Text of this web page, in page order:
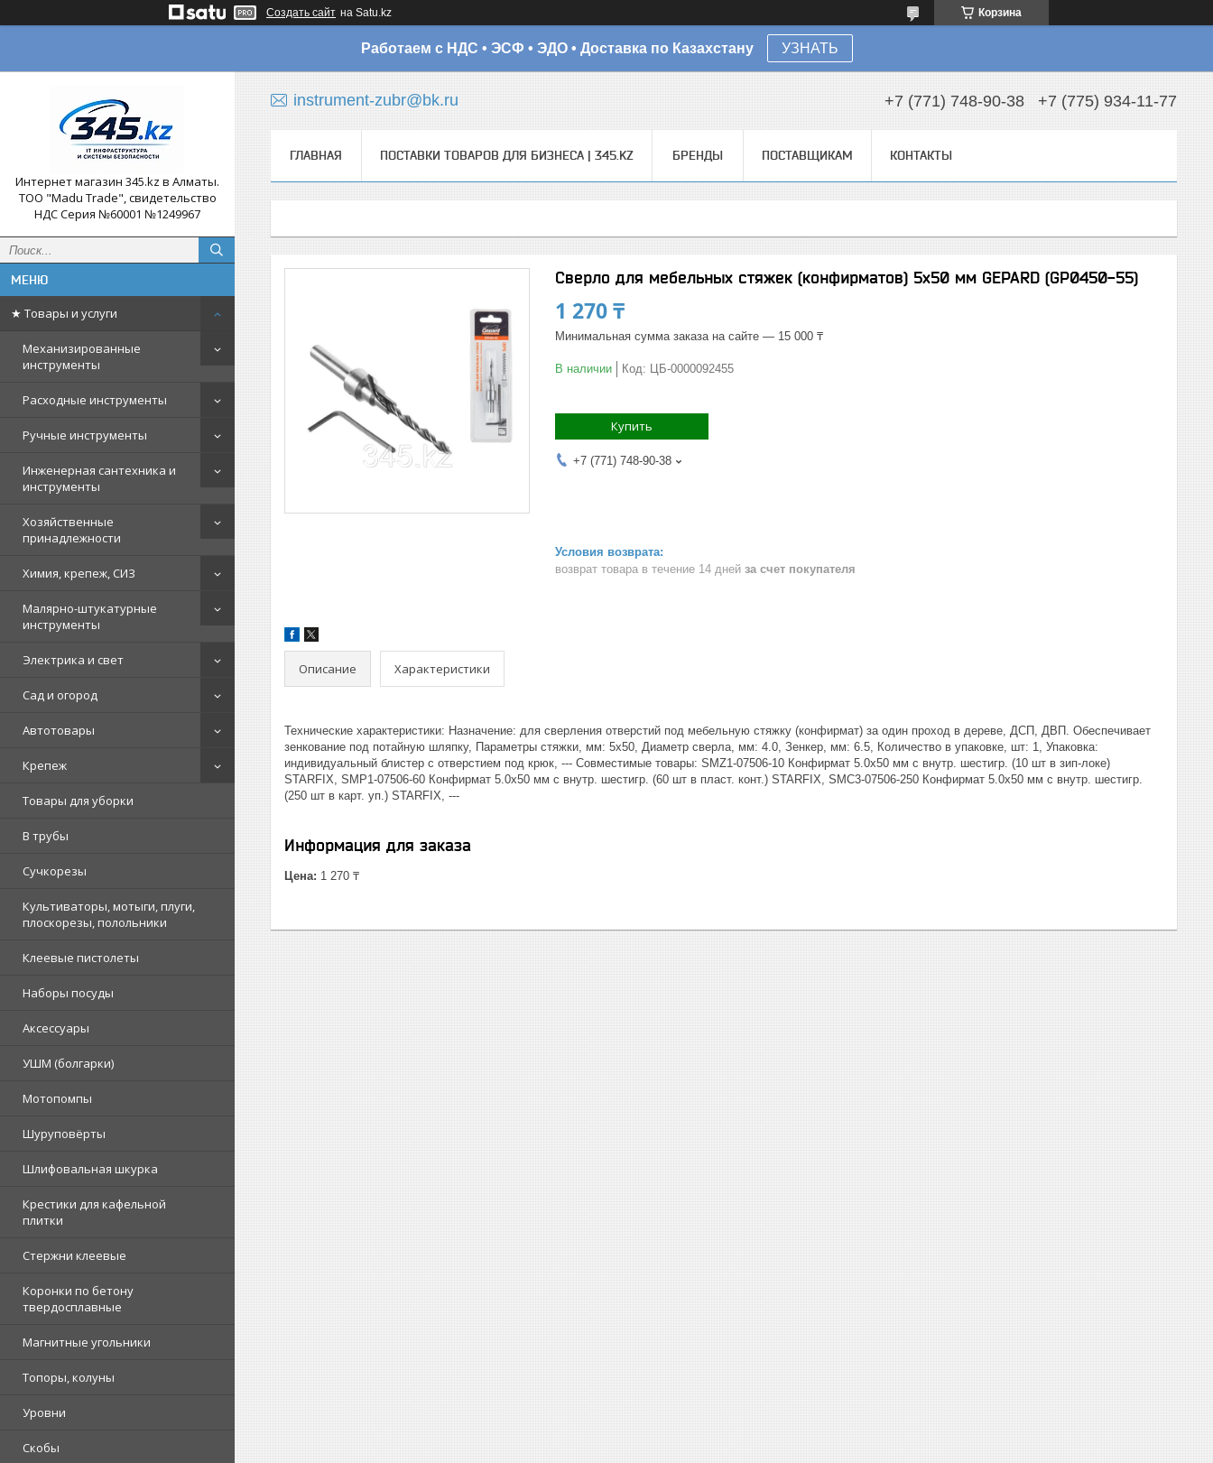
Создать сайт на Satu.kz Корзина
Работаем с НДС • ЭСФ • ЭДО • Доставка по Казахстану УЗНАТЬ
Интернет магазин 345.kz в Алматы.
ТОО "Madu Trade", свидетельство
НДС Серия №60001 №1249967
★ Товары и услуги
Механизированные
инструменты
Расходные инструменты
Ручные инструменты
Инженерная сантехника и
инструменты
Хозяйственные
принадлежности
Химия, крепеж, СИЗ
Малярно-штукатурные
инструменты
Электрика и свет
Сад и огород
Автотовары
Крепеж
Товары для уборки
В трубы
Сучкорезы
Культиваторы, мотыги, плуги,
плоскорезы, полольники
Клеевые пистолеты
Наборы посуды
Аксессуары
УШМ (болгарки)
Мотопомпы
Шуруповёрты
Шлифовальная шкурка
Крестики для кафельной
плитки
Стержни клеевые
Коронки по бетону
твердосплавные
Магнитные угольники
Топоры, колуны
Уровни
Скобы
instrument-zubr@bk.ru +7 (771) 748-90-38 +7 (775) 934-11-77
ГЛАВНАЯ ПОСТАВКИ ТОВАРОВ ДЛЯ БИЗНЕСА | 345.KZ БРЕНДЫ ПОСТАВЩИКАМ КОНТАКТЫ
Сверло для мебельных стяжек (конфирматов) 5х50 мм GEPARD (GP0450-55)
1 270 ₸
Минимальная сумма заказа на сайте — 15 000 ₸
В наличии Код: ЦБ-0000092455
Купить
+7 (771) 748-90-38
возврат товара в течение 14 дней за счет покупателя
Описание Характеристики
Технические характеристики: Назначение: для сверления отверстий под мебельную стяжку (конфирмат) за один проход в дереве, ДСП, ДВП. Обеспечивает
зенкование под потайную шляпку, Параметры стяжки, мм: 5х50, Диаметр сверла, мм: 4.0, Зенкер, мм: 6.5, Количество в упаковке, шт: 1, Упаковка:
индивидуальный блистер с отверстием под крюк, --- Совместимые товары: SMZ1-07506-10 Конфирмат 5.0х50 мм с внутр. шестигр. (10 шт в зип-локе)
STARFIX, SMP1-07506-60 Конфирмат 5.0х50 мм с внутр. шестигр. (60 шт в пласт. конт.) STARFIX, SMC3-07506-250 Конфирмат 5.0х50 мм с внутр. шестигр.
(250 шт в карт. уп.) STARFIX, ---
Информация для заказа
Цена: 1 270 ₸